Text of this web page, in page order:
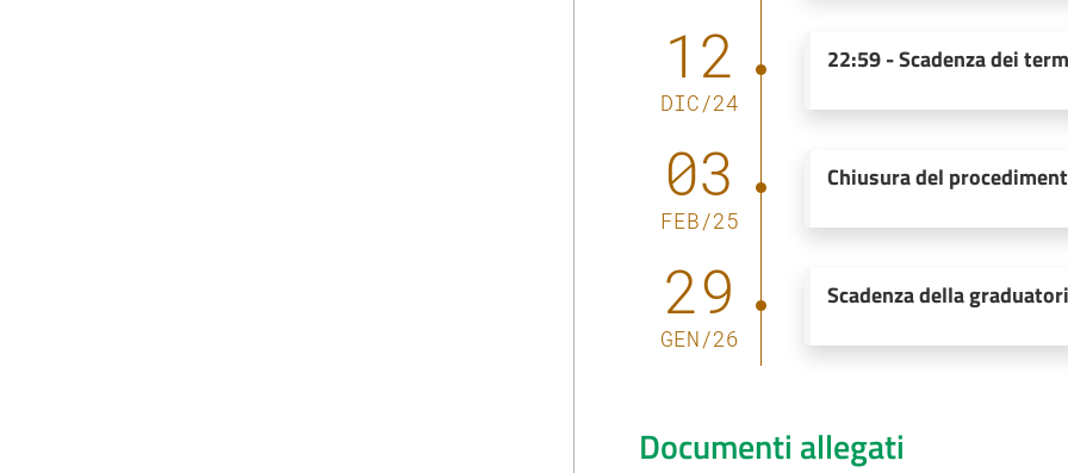
12
DIC/24
22:59-Scadenza dei
03
FEB/25
Chiusura del
29
GEN/26
Scadenza della
Documenti allegati